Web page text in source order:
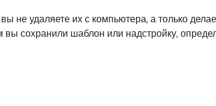
не удаляете их с компьютера, а только
сохранили шаблон или надстройку,